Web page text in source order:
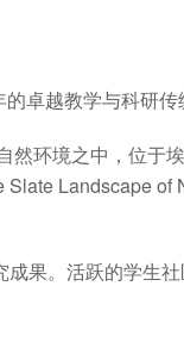
卓越教学与科研传
环境之中，位
Landscape of
果。活跃的学生